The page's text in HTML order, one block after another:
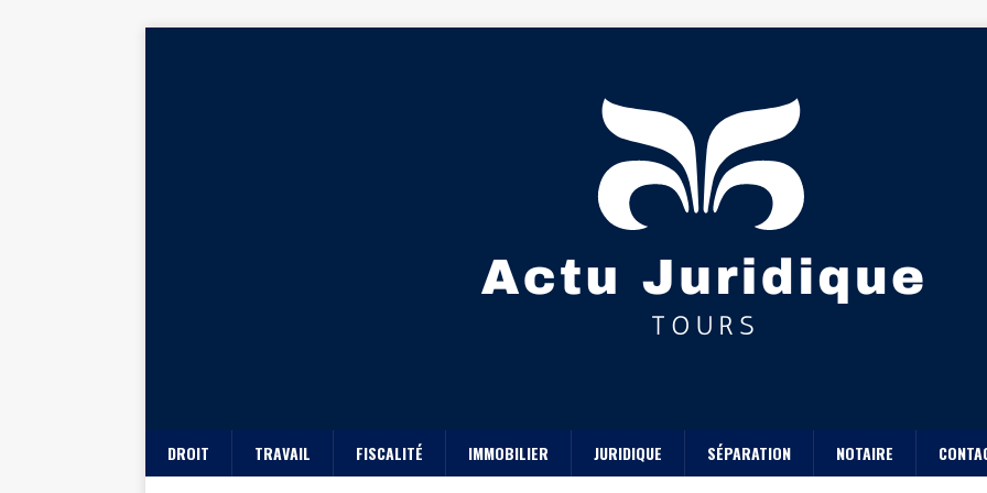
DROIT TRAVAIL FISCALITÉ IMMOBILIER JURIDIQUE SÉPARATION NOTAIRE